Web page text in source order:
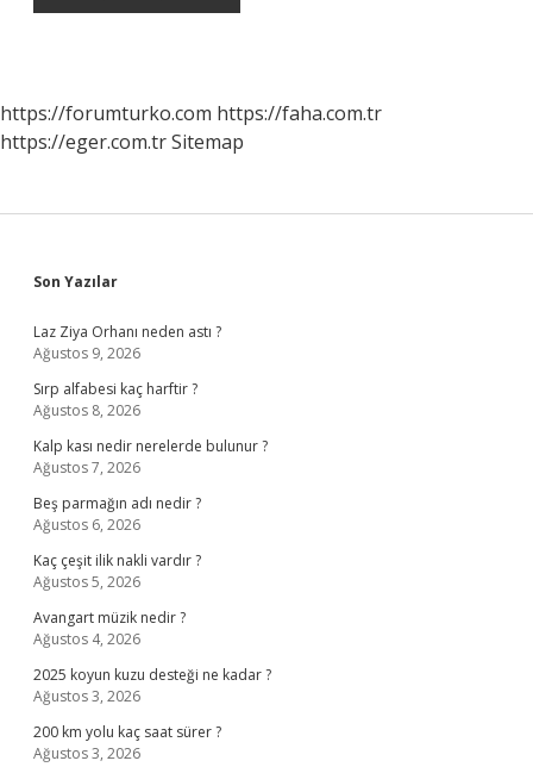
https://forumturko.com https://faha.com.tr
https://eger.com.trSitemap
Sidebar
Son Yazılar
Laz Ziya Orhanı neden astı ?
Ağustos 9, 2026
Sırp alfabesi kaç harftir ?
Ağustos 8, 2026
Kalp kası nedir nerelerde bulunur ?
Ağustos 7, 2026
Beş parmağın adı nedir ?
Ağustos 6, 2026
Kaç çeşit ilik nakli vardır ?
Ağustos 5, 2026
Avangart müzik nedir ?
Ağustos 4, 2026
2025 koyun kuzu desteği ne kadar ?
Ağustos 3, 2026
200 km yolu kaç saat sürer ?
Ağustos 3, 2026